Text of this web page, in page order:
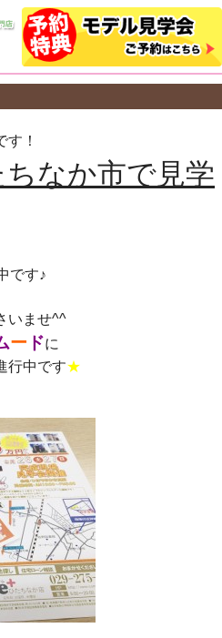
す！
ちなか市で見学
です♪
いませ^^
ー ドに
行中です★